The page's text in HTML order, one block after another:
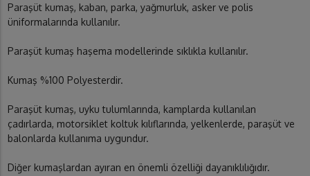
Paraşüt kumaş, kaban, parka, yağmurluk, asker ve polis
üniformalarında kullanılır.
Paraşüt kumaş haşema modellerinde sıklıkla kullanılır.
Kumaş %100 Polyesterdir.
Paraşüt kumaş, uyku tulumlarında, kamplarda kullanılan
çadırlarda, motorsiklet koltuk kılıflarında, yelkenlerde, paraşüt ve
balonlarda kullanıma uygundur.
Diğer kumaşlardan ayıran en önemli özelliği dayanıklılığıdır.